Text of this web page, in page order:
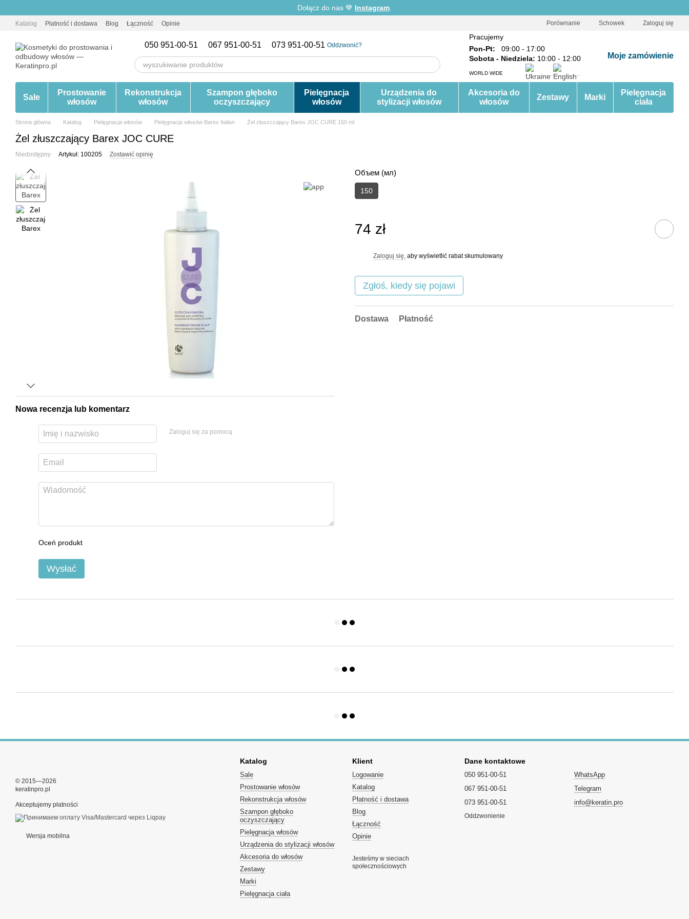
Dołącz do nas 💙 Instagram
Katalog Płatność i dostawa Blog Łączność Opinie Porównanie Schowek Zaloguj się
050 951-00-51 067 951-00-51 073 951-00-51 Oddzwonić?
Pracujemy
Pon-Pt:
09:00 - 17:00
Sobota - Niedziela: 10:00 - 12:00
WORLD WIDE
Moje zamówienie
Sale
Prostowanie
włosów
Rekonstrukcja
włosów
Szampon głęboko
oczyszczający
Pielęgnacja
włosów
Urządzenia do
stylizacji włosów
Akcesoria do
włosów
Zestawy Marki
Pielęgnacja
ciała
Strona główna Katalog Pielęgnacja włosów Pielęgnacja włosów Barex Italian Żel złuszczający Barex JOC CURE 150 ml
Żel złuszczający Barex JOC CURE
Niedostępny Artykuł: 100205 Zostawić opinię
Nowa recenzja lub komentarz
Zaloguj się za pomocą
Oceń produkt
Wysłać
Объем (мл)
150
74 zł
Zaloguj się, aby wyświetlić rabat skumulowany
Zgłoś, kiedy się pojawi
Dostawa Płatność
© 2015—2026
keratinpro.pl
Akceptujemy płatności
Wersja mobilna
Katalog
Sale
Prostowanie włosów
Rekonstrukcja włosów
Szampon głęboko
oczyszczający
Pielęgnacja włosów
Urządzenia do stylizacji włosów
Akcesoria do włosów
Zestawy
Marki
Pielęgnacja ciała
Klient
Logowanie
Katalog
Płatność i dostawa
Blog
Łączność
Opinie
Jesteśmy w sieciach
społecznościowych
Dane kontaktowe
050 951-00-51
067 951-00-51
073 951-00-51
Oddzwonienie
WhatsApp
Telegram
info@keratin.pro